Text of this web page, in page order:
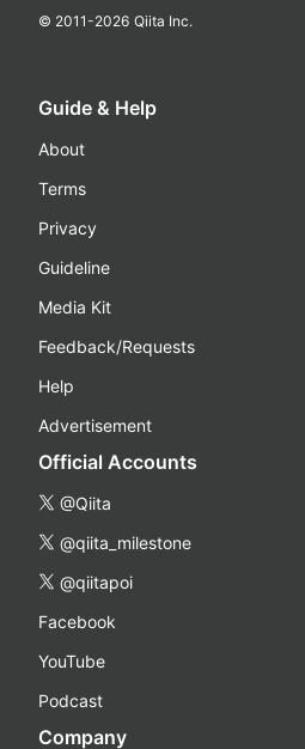
© 2011-2026 Qiita Inc.
Guide & Help
About
Terms
Privacy
Guideline
Media Kit
Feedback/Requests
Help
Advertisement
Official Accounts
@Qiita
@qiita_milestone
@qiitapoi
Facebook
YouTube
Podcast
Company